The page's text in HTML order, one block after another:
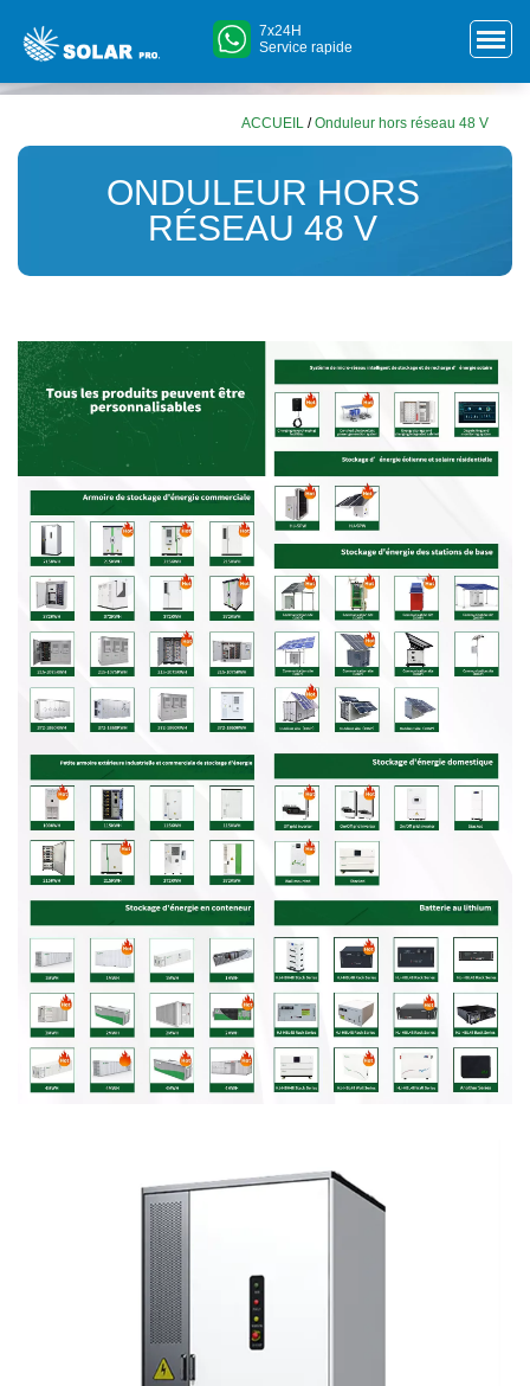
7x24H
Service rapide
ACCUEIL /Onduleur hors réseau 48 V
ONDULEUR HORS
RÉSEAU 48 V